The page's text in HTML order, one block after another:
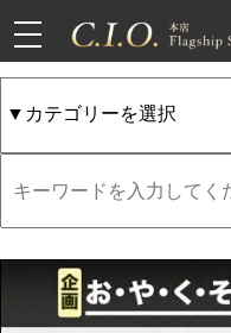
toggle
navigation